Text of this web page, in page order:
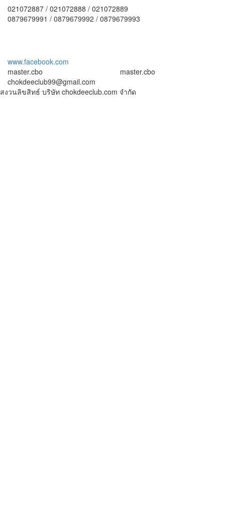
021072887 / 021072888 / 021072889
0879679991 / 0879679992 / 0879679993
www.facebook.com
master.cbo
chokdeeclub99@gmail.com
master.cbo
สงวนลิขสิทธ์ บริษัท chokdeeclub.com จำกัด